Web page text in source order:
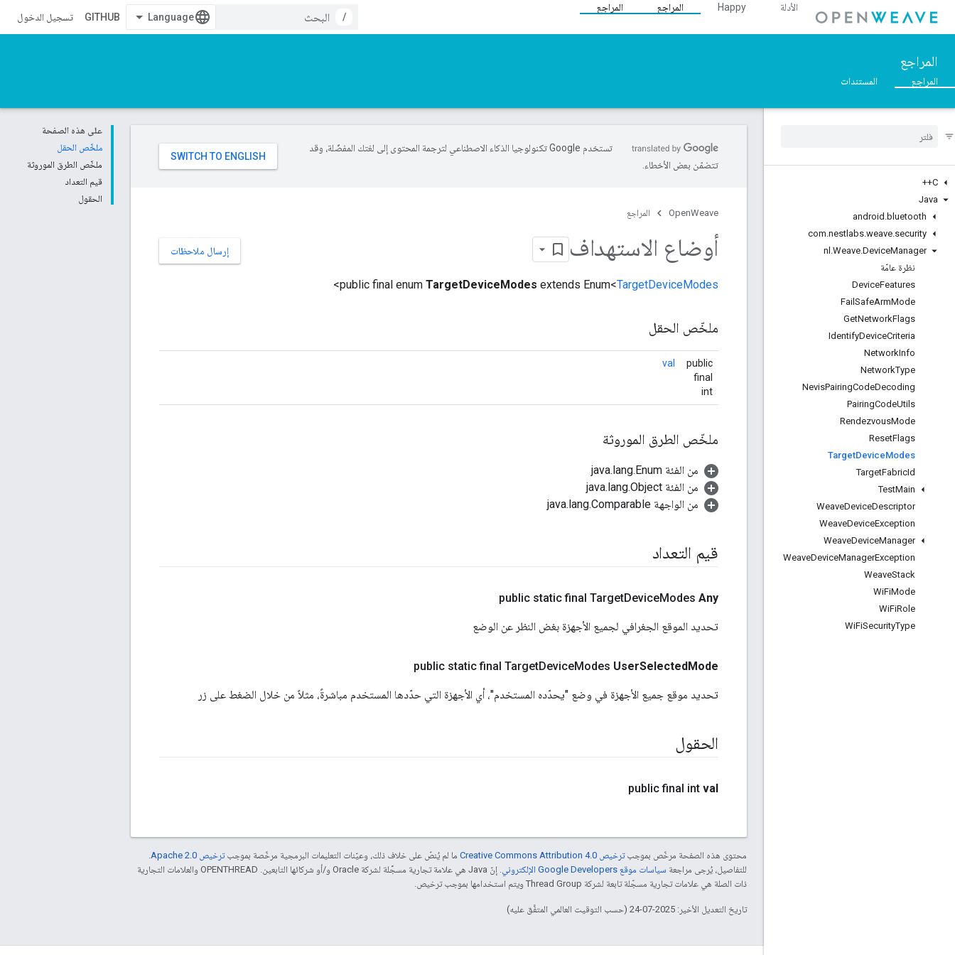
الأدلة Happy المراجع
المراجع
/
GITHUB تسجيل الدخول
المراجع
المراجع المستندات
C++
Java
android .bluetooth
com.nestlabs.weave.security
nl .Weave.DeviceManager
نظرة عامّة
DeviceFeatures
Fail SafeArmMode
GetNetworkFlags
IdentifyDeviceCriteria
NetworkInfo
NetworkType
NevisPairingCodeDecoding
PairingCodeUtils
RendezvousMode
ResetFlags
TargetDeviceModes
TargetFabricId
TestMain
WeaveDeviceDescriptor
WeaveDeviceException
WeaveDeviceManager
WeaveDeviceManagerException
WeaveStack
WiFiMode
WiFiRole
WiFiSecurityType
على هذه الصفحة
ملخّص الحقل
ملخّص الطرق الموروثة
قيم التعداد
الحقول
تستخدم Google تكنولوجيا الذكاء الاصطناعي لترجمة المحتوى إلى لغتك المفضّلة، وقد
تتضمّن بعض الأخطاء.
OpenWeave المراجع
إرسال ملاحظات أوضاع الاستهداف
public final enum TargetDeviceModes extends Enum<TargetDeviceModes
>
ملخّص الحقل
public
final
int
val
ملخّص الطرق الموروثة
من الفئة java.lang.Enum
من الفئة java.lang.Object
من الواجهة java.lang.Comparable
قيم التعداد
public static final TargetDeviceModes Any
تحديد الموقع الجغرافي لجميع الأجهزة بغض النظر عن الوضع
public static final TargetDeviceModes UserSelectedMode
تحديد موقع جميع الأجهزة في وضع "يحدّده المستخدم"، أي الأجهزة التي حدّدها المستخدم مباشرةً، مثلاً من خلال الضغط على زر
الحقول
public final int val
محتوى هذه الصفحة مرخّص بموجبترخيص Creative Commons Attribution 4.0‏ ما لم يُنصّ على خلاف ذلك، وعيّنات التعليمات البرمجية مرخّصة بموجبترخيص Apache 2.0‏
.
للتفاصيل، يُرجى مراجعة سياسات موقع Google Developers الإلكتروني
. إنّ Java هي علامة تجارية مسجَّلة لشركة Oracle و/أو شركائها التابعين. ‫OPENTHREAD والعلامات التجارية
ذات الصلة هي علامات تجارية مسجّلة تابعة لشركة Thread Group ويتم استخدامها بموجب ترخيص.
تاريخ التعديل الأخير: 2025-07-24 (حسب التوقيت العالمي المتفَّق عليه)